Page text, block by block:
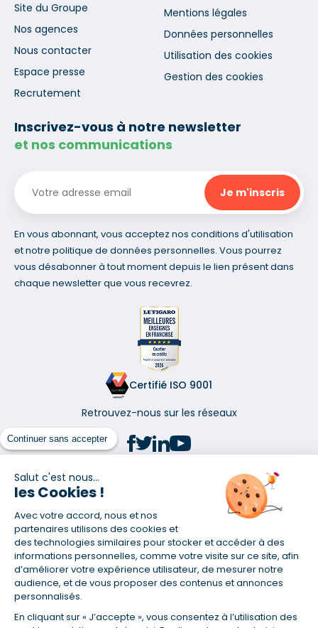
Continuer sans accepter
Salut c'est nous...
les Cookies !
Avec votre accord, nous et nos
partenaires utilisons des cookies et
des technologies similaires pour stocker et accéder à des
informations personnelles, comme votre visite sur ce site, afin
d’améliorer votre expérience utilisateur, de mesurer notre
audience, et de vous proposer des contenus et annonces
personnalisés.
En cliquant sur « J’accepte », vous consentez à l’utilisation des
Site du Groupe
Nos agences
Nous contacter
Espace presse
Recrutement
Mentions légales
Données personnelles
Utilisation des cookies
Gestion des cookies
Inscrivez-vous à notre newsletter
et nos communications
En vous abonnant, vous acceptez nos conditions d'utilisation
et notre politique de données personnelles. Vous pourrez
vous désabonner à tout moment depuis le lien présent dans
chaque newsletter que vous recevrez.
Certifié ISO 9001
Retrouvez-nous sur les réseaux
(1) Taux fixe national hors assurance et selon votre profil
(2) Économie de 65 % pour l'assurance d'un prêt amortissable de 330
457,23 € à 0,90 % sur 19,5 ans, accordé à un salarié non cadre assuré à
100 % (décès, PTIA, IPP, ITT, IPP) âgé de 36 ans fumeur et une personne
salariée non cadre assurée à 100 % (décès, PTIA, IPP, ITT, IPP) âgée de 35
ans et non-fumeur, tous deux sans risque médical connu. Au
14/07/2019, coût de l'assurance proposée par la banque 179,08 €/mois
en moyenne contre 64,60 €/mois en moyenne au 14/07/2022 avec
Empruntis.com (TAEA : 0,44 %, coût total de l'assurance : 15 117,65 €).
(3) Taux minimum pour un crédit consommation d'un montant fixé entre